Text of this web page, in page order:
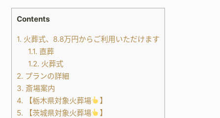
Contents
1. 火葬式、8.8万円からご利用いただけます
1.1. 直葬
1.2. 火葬式
2. プランの詳細
3. 斎場案内
4. 【栃木県対象火葬場
】
5. 【茨城県対象火葬場
】